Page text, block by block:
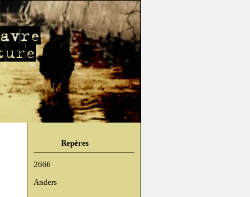
Repères
2666
Anders